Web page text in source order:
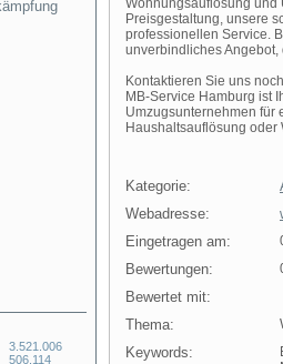
3.521.006
506.114
Wohnungsauflösung und
Preisgestaltung, unsere
professionellen Service.
unverbindliches
Kontaktieren Sie uns
MB-Service Hamburg ist
Umzugsunternehmen für
Haushaltsauflösung
Kategorie:
Webadresse:
Eingetragen am:
Bewertungen:
Bewertet mit:
Thema:
Keywords: